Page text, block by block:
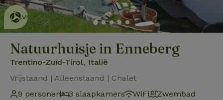
Dit natuurhuisje is eco-
vriendelijklees meer
Natuurhuisje in Enneberg
Trentino-Zuid-Tirol, Italië
Vrijstaand | Alleenstaand | Chalet
9 personen
3 slaapkamers WiFi
Zwembad